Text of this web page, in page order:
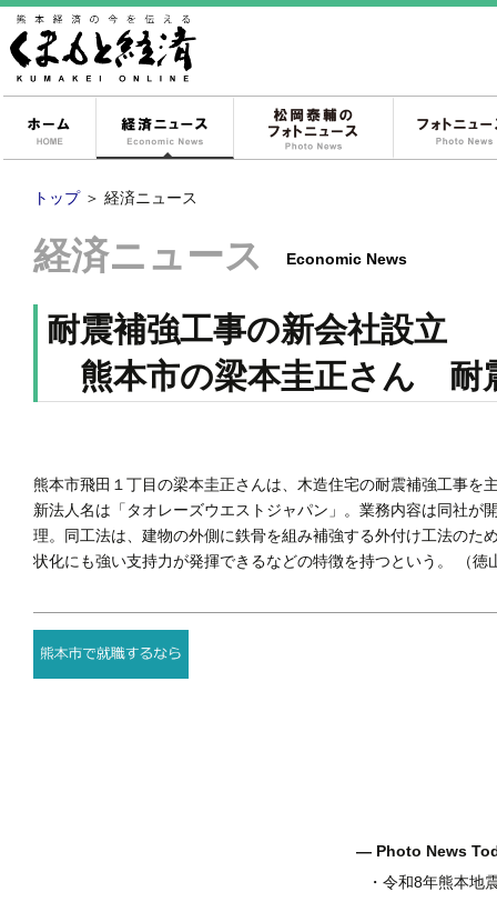
経済ニュース
トップ ＞ 経済ニュース
経済ニュース Economic News
耐震補強工事の新会社設立
熊本市の梁本圭正さん
熊本市飛田１丁目の梁本圭正さんは、木造住宅の耐震補強工事を
新法人名は「タオレーズウエストジャパン」。業務内容は同社
理。同工法は、建物の外側に鉄骨を組み補強する外付け工法の
状化にも強い支持力が発揮できるなどの特徴を持つという。 （徳
― Photo News
・令和8年熊本地